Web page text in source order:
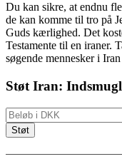
Du kan sikre, at endnu
de kan komme til tro på
Guds kærlighed. Det
Testamente til en iraner.
søgende mennesker i
Støt Iran: